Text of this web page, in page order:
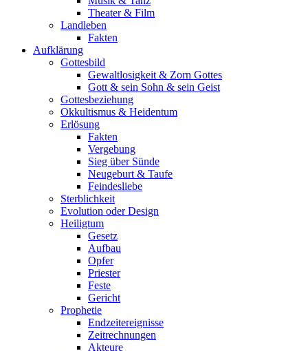
Theater & Film
Landleben
Fakten
Aufklärung
Gottesbild
Gewaltlosigkeit & Zorn Gottes
Gott & sein Sohn & sein Geist
Gottesbeziehung
Okkultismus & Heidentum
Erlösung
Fakten
Vergebung
Sieg über Sünde
Neugeburt & Taufe
Feindesliebe
Sterblichkeit
Evolution oder Design
Heiligtum
Gesetz
Aufbau
Opfer
Priester
Feste
Gericht
Prophetie
Endzeitereignisse
Zeitrechnungen
Akteure